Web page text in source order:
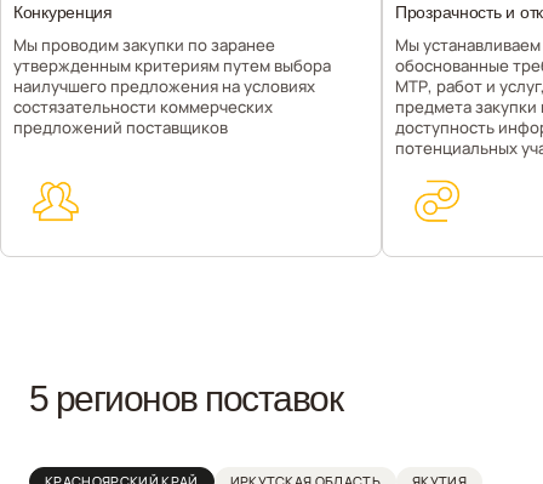
Конкуренция
Мы проводим закупки по заранее
утвержденным критериям путем выбора
наилучшего предложения на условиях
состязательности коммерческих
предложений поставщиков
Прозрачность и
Мы
обоснованные
МТР, работ и
предмета
доступность
потенциальных
5 регионов поставок